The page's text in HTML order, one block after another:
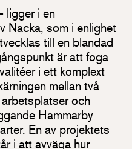
ligger i en
Nacka, som i enlighet
till en blandad
är att foga
i ett komplext
mellan två
och
Hammarby
En av projektets
i att avväga hur